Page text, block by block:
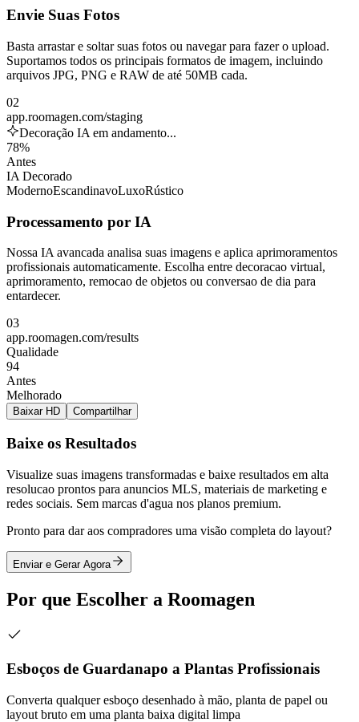
Envie Suas Fotos
Basta arrastar e soltar suas fotos ou navegar para fazer o upload.
Suportamos todos os principais formatos de imagem, incluindo
arquivos JPG, PNG e RAW de até 50MB cada.
02
app.roomagen.com/staging
Decoração IA em andamento...
78%
Antes
IA Decorado
ModernoEscandinavoLuxoRústico
Processamento por IA
Nossa IA avancada analisa suas imagens e aplica aprimoramentos
profissionais automaticamente. Escolha entre decoracao virtual,
aprimoramento, remocao de objetos ou conversao de dia para
entardecer.
03
app.roomagen.com/results
Qualidade
94
Antes
Melhorado
Baixar HD Compartilhar
Baixe os Resultados
Visualize suas imagens transformadas e baixe resultados em alta
resolucao prontos para anuncios MLS, materiais de marketing e
redes sociais. Sem marcas d'agua nos planos premium.
Pronto para dar aos compradores uma visão completa do layout?
Enviar e Gerar Agora
Por que Escolher a Roomagen
Esboços de Guardanapo a Plantas Profissionais
Converta qualquer esboço desenhado à mão, planta de papel ou
layout bruto em uma planta baixa digital limpa